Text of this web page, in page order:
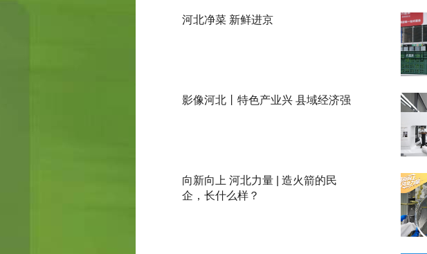
河北净菜 新鲜进京
影像河北丨特色产业兴 县域经济强
向新向上 河北力量 | 造火箭的民
企，长什么样？